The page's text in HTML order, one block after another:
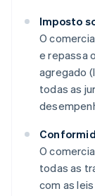
Imposto
O
e repassa
agregado
todas as
O
todas as
com as